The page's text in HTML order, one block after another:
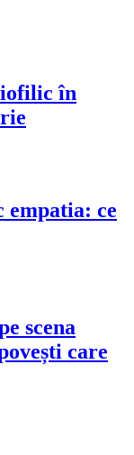
în
empatia: ce
scena
care